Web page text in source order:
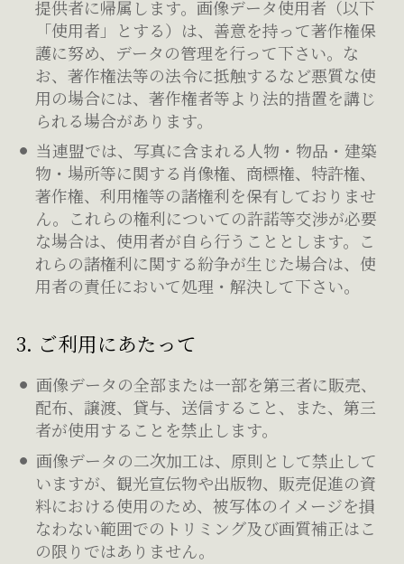
提供者に帰属します。画像データ使用者（以下
「使用者」とする）は、善意を持って著作権保
護に努め、データの管理を行って下さい。な
お、著作権法等の法令に抵触するなど悪質な使
用の場合には、著作権者等より法的措置を講じ
られる場合があります。
当連盟では、写真に含まれる人物・物品・建築
物・場所等に関する肖像権、商標権、特許権、
著作権、利用権等の諸権利を保有しておりませ
ん。これらの権利についての許諾等交渉が必要
な場合は、使用者が自ら行うこととします。こ
れらの諸権利に関する紛争が生じた場合は、使
用者の責任において処理・解決して下さい。
3. ご利用にあたって
画像データの全部または一部を第三者に販売、
配布、譲渡、貸与、送信すること、また、第三
者が使用することを禁止します。
画像データの二次加工は、原則として禁止して
いますが、観光宣伝物や出版物、販売促進の資
料における使用のため、被写体のイメージを損
なわない範囲でのトリミング及び画質補正はこ
の限りではありません。